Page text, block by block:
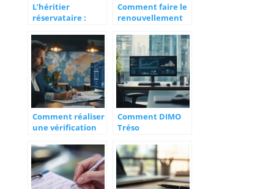
L’héritier
réservataire :
vous devez savoir
sur le sujet ?
Comment faire le
renouvellement
vol de votre carte
d’identite ?
Comment réaliser
une vérification
opérations
douanières en
Europe
Comment DIMO
Tréso
DAF dans leur
digitalisation avec
des outils de
pointe